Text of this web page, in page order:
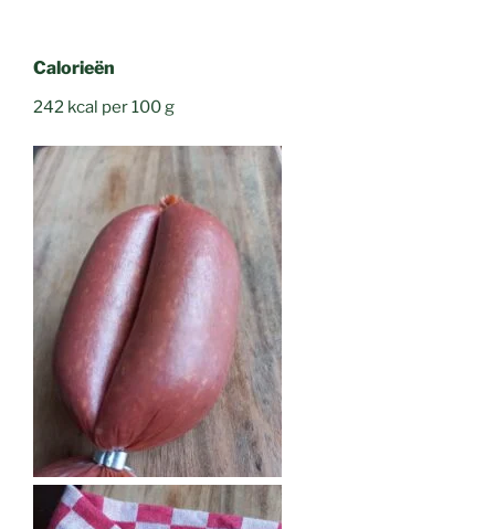
Calorieën
242 kcal per 100 g